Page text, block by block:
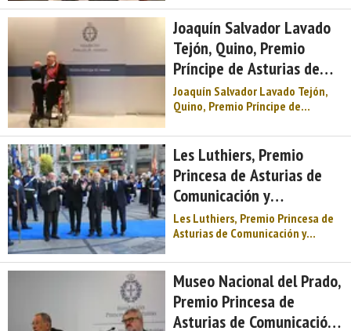
James Nachtwey (Siracusa, Nueva
York, 14 de marzo de 1948)
estudió Historia del Arte y
Ciencias Políticas en el Dartmouth
College, donde se gradu&# ...
Joaquín Salvador Lavado
Tejón, Quino, Premio
Príncipe de Asturias de
Comunicación y
Humanidades 2014
Joaquín Salvador Lavado Tejón,
Quino, Premio Príncipe de
Humanidades 2014. Acta del
jurado. Reunido en Oviedo el
Jurado del Premio Príncipe de
Asturias de Comunicación y
Humanidades 2014, integrado por
Inés A ...
Les Luthiers, Premio
Princesa de Asturias de
Comunicación y
Humanidades 2017
Les Luthiers, Premio Princesa de
Asturias de Comunicación y
El grupo Les Luthiers actuó por
primera vez en Argentina en 1967
y, desde entonces, el conjunto,
que había comenzado como un
pasatiempo universitario ...
Museo Nacional del Prado,
Premio Princesa de
Asturias de Comunicación